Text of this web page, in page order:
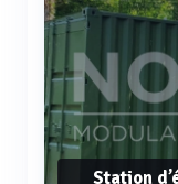
Station